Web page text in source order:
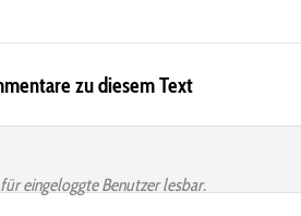
zu diesem Text
eingeloggte Benutzer lesbar.